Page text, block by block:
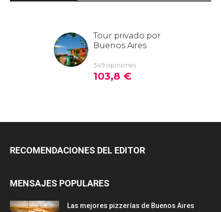
RECOMENDACIONES DEL EDITOR
MENSAJES POPULARES
Las mejores pizzerías de Buenos Aires